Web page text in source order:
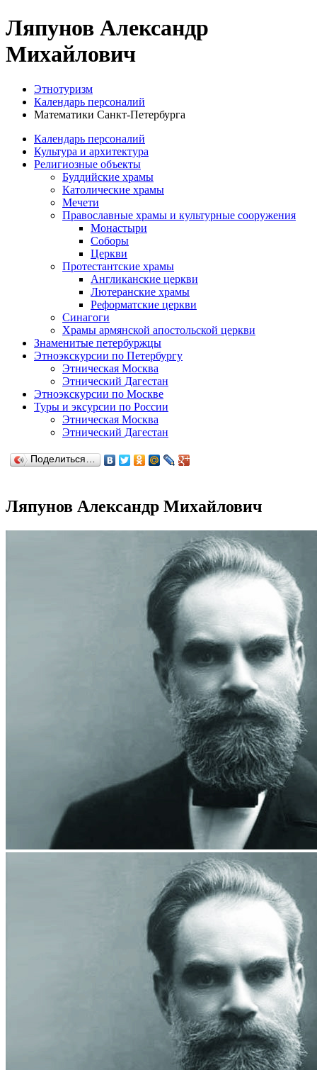
Ляпунов Александр
Михайлович
Этнотуризм
Календарь персоналий
Математики Санкт-Петербурга
Календарь персоналий
Культура и архитектура
Религиозные объекты
Буддийские храмы
Католические храмы
Мечети
Православные храмы и культурные сооружения
Монастыри
Соборы
Церкви
Протестантские храмы
Англиканские церкви
Лютеранские храмы
Реформатские церкви
Синагоги
Храмы армянской апостольской церкви
Знаменитые петербуржцы
Этноэкскурсии по Петербургу
Этническая Москва
Этнический Дагестан
Этноэкскурсии по Москве
Туры и эксурсии по России
Этническая Москва
Этнический Дагестан
Поделиться…
Ляпунов Александр Михайлович